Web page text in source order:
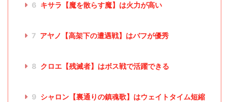
6 キサラ【魔を散らす魔】は火力が高い
7 アヤノ【高架下の遭遇戦】はバフが優秀
8 クロエ【残滅者】はボス戦で活躍できる
9 シャロン【裏通りの鎮魂歌】はウェイトタイム短縮